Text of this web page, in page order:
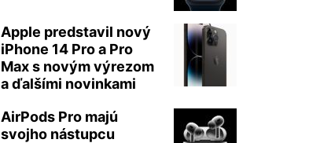
Apple predstavil nový
iPhone 14 Pro a Pro
Max s novým výrezom
a ďalšími novinkami
AirPods Pro majú
svojho nástupcu